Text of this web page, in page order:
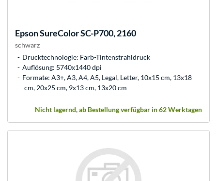
EpsonSureColor SC-P700, 2160
schwarz
Drucktechnologie: Farb-Tintenstrahldruck
Auflösung: 5740x1440 dpi
Formate: A3+, A3, A4, A5, Legal, Letter, 10x15 cm, 13x18
cm, 20x25 cm, 9x13 cm, 13x20 cm
Nicht lagernd, ab Bestellung verfügbar in 62 Werktagen